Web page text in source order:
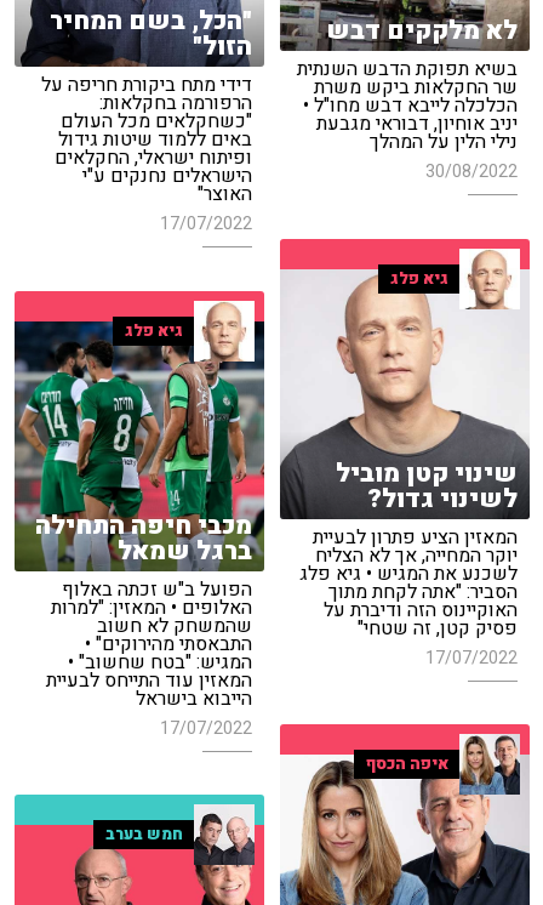
לא מלקקים דבש
בשיא תפוקת הדבש השנתית
שר החקלאות ביקש משרת
הכלכלה לייבא דבש מחו"ל •
יניב אוחיון, דבוראי מגבעת
נילי הלין על המהלך
30/08/2022
"הכל, בשם המחיר
הזול"
דידי מתח ביקורת חריפה על
הרפורמה בחקלאות:
"כשחקלאים מכל העולם
באים ללמוד שיטות גידול
ופיתוח ישראלי, החקלאים
הישראלים נחנקים ע"י
האוצר"
17/07/2022
גיא פלג
שינוי קטן מוביל
לשינוי גדול?
המאזין הציע פתרון לבעיית
יוקר המחייה, אך לא הצליח
לשכנע את המגיש • גיא פלג
הסביר: "אתה לקחת מתוך
האוקיינוס הזה ודיברת על
פסיק קטן, זה שטחי"
17/07/2022
גיא פלג
מכבי חיפה התחילה
ברגל שמאל
הפועל ב"ש זכתה באלוף
האלופים • המאזין: "למרות
שהמשחק לא חשוב
התבאסתי מהירוקים" •
המגיש: "בטח שחשוב" •
המאזין עוד התייחס לבעיית
הייבוא בישראל
17/07/2022
איפה הכסף
חמש בערב